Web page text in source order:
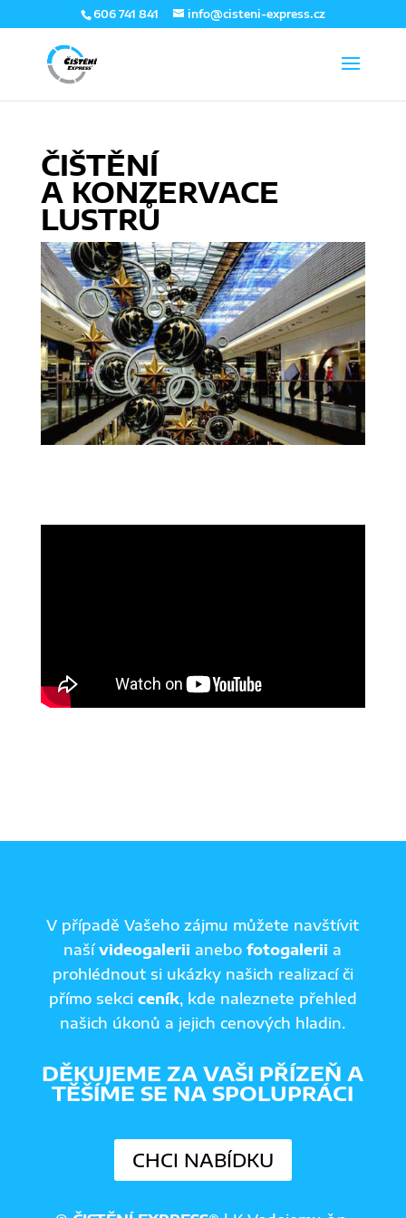
606 741 841 info@cisteni-express.cz
ČIŠTĚNÍ
A KONZERVACE
LUSTRŮ
V případě Vašeho zájmu můžete navštívit
našívideogalerii anebofotogalerii a
prohlédnout si ukázky našich realizací či
přímo sekci ceník, kde naleznete přehled
našich úkonů a jejich cenových hladin.
DĚKUJEME ZA VAŠI PŘÍZEŇ A
TĚŠÍME SE NA SPOLUPRÁCI
CHCI NABÍDKU